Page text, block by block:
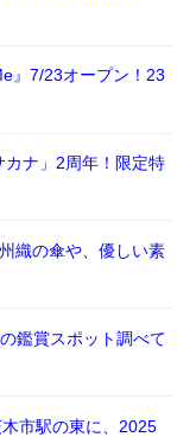
』7/23オープン！23
ナ」2周年！限定特
織の傘や、優しい素
鑑賞スポット調べて
市駅の東に、2025